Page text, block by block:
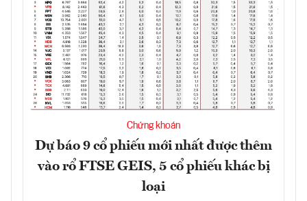
Chứng khoán
Dự báo 9 cổ phiếu mới nhất được thêm
vào rổ FTSE GEIS, 5 cổ phiếu khác bị
loại